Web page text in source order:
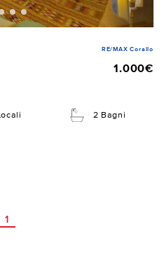
RE/MAX Corallo
1.000€
2 Bagni
1